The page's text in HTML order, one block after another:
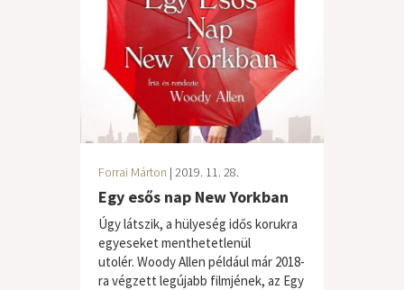
Forrai Márton | 2019. 11. 28.
Egy esős nap New Yorkban
Úgy látszik, a hülyeség idős korukra
egyeseket menthetetlenül
utolér. Woody Allen például már 2018-
ra végzett legújabb filmjének, az Egy